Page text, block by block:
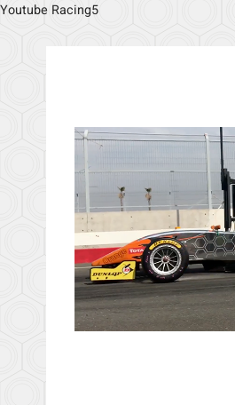
Youtube Racing5